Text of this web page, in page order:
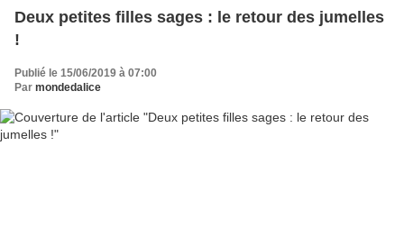
Deux petites filles sages : le retour des jumelles
!
Publié le 15/06/2019 à 07:00
Par mondedalice